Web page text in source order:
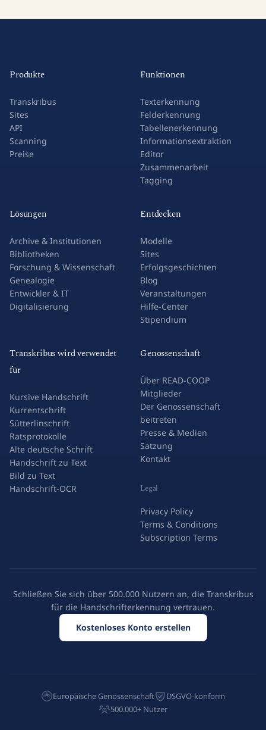
Produkte
Transkribus
Sites
API
Scanning
Preise
Funktionen
Texterkennung
Felderkennung
Tabellenerkennung
Informationsextraktion
Editor
Zusammenarbeit
Tagging
Lösungen
Archive & Institutionen
Bibliotheken
Forschung & Wissenschaft
Genealogie
Entwickler & IT
Digitalisierung
Entdecken
Modelle
Sites
Erfolgsgeschichten
Blog
Veranstaltungen
Hilfe-Center
Stipendium
Transkribus wird verwendet
für
Kursive Handschrift
Kurrentschrift
Sütterlinschrift
Ratsprotokolle
Alte deutsche Schrift
Handschrift zu Text
Bild zu Text
Handschrift-OCR
Genossenschaft
Über READ-COOP
Mitglieder
Der Genossenschaft
beitreten
Presse & Medien
Satzung
Kontakt
Legal
Privacy Policy
Terms & Conditions
Subscription Terms
Schließen Sie sich über 500.000 Nutzern an, die Transkribus
für die Handschrifterkennung vertrauen.
Kostenloses Konto erstellen
Europäische Genossenschaft
DSGVO-konform
500.000+ Nutzer